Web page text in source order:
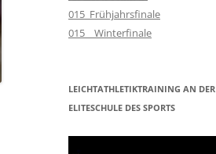
015_Frühjahrsfinale
015__Winterfinale
LEICHTATHLETIKTRAINING AN DER
ELITESCHULE DES SPORTS